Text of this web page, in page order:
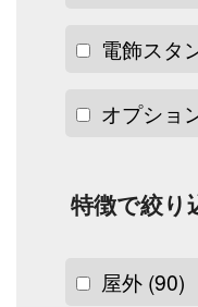
電飾スタ
オプショ
特徴で絞り
屋外 (90)